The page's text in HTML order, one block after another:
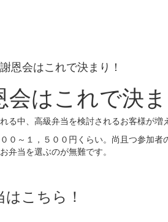
恩会はこれで決まり！
会はこれで決
る中、高級弁当を検討されるお客様が増
０～１，５００円くらい。尚且つ参加
弁当を選ぶのが無難です。
こちら！